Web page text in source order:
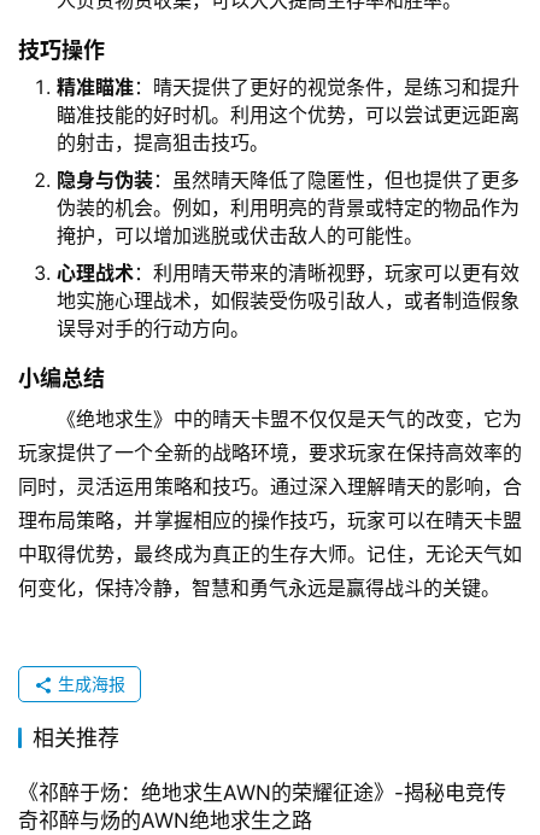
技巧操作
精准瞄准：晴天提供了更好的视觉条件，是练习和提升
瞄准技能的好时机。利用这个优势，可以尝试更远距离
的射击，提高狙击技巧。
隐身与伪装：虽然晴天降低了隐匿性，但也提供了更多
伪装的机会。例如，利用明亮的背景或特定的物品作为
掩护，可以增加逃脱或伏击敌人的可能性。
心理战术：利用晴天带来的清晰视野，玩家可以更有效
地实施心理战术，如假装受伤吸引敌人，或者制造假象
误导对手的行动方向。
小编总结
《绝地求生》中的晴天卡盟不仅仅是天气的改变，它为
玩家提供了一个全新的战略环境，要求玩家在保持高效率的
同时，灵活运用策略和技巧。通过深入理解晴天的影响，合
理布局策略，并掌握相应的操作技巧，玩家可以在晴天卡盟
中取得优势，最终成为真正的生存大师。记住，无论天气如
何变化，保持冷静，智慧和勇气永远是赢得战斗的关键。
生成海报
相关推荐
《祁醉于炀：绝地求生AWN的荣耀征途》-揭秘电竞传
奇祁醉与炀的AWN绝地求生之路